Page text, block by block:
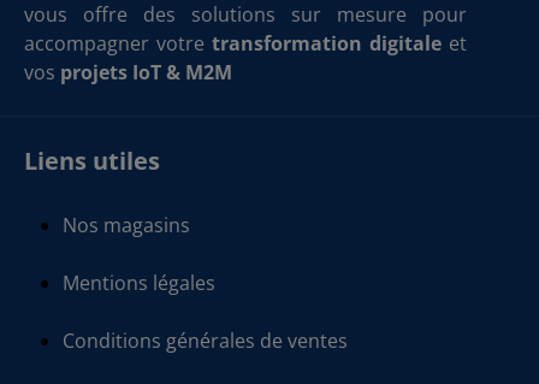
vous offre des solutions sur mesure pour
accompagner votre transformation digitale et
vos projets IoT & M2M
Liens utiles
Nos magasins
Mentions légales
Conditions générales de ventes